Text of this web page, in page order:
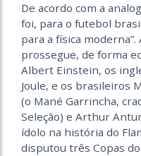
De acordo com a
foi, para o futebol
para a física
prossegue, de forma
Albert Einstein, os
Joule, e os brasileiros
(o Mané Garrincha,
Seleção) e Arthur
ídolo na história do
disputou três Copas